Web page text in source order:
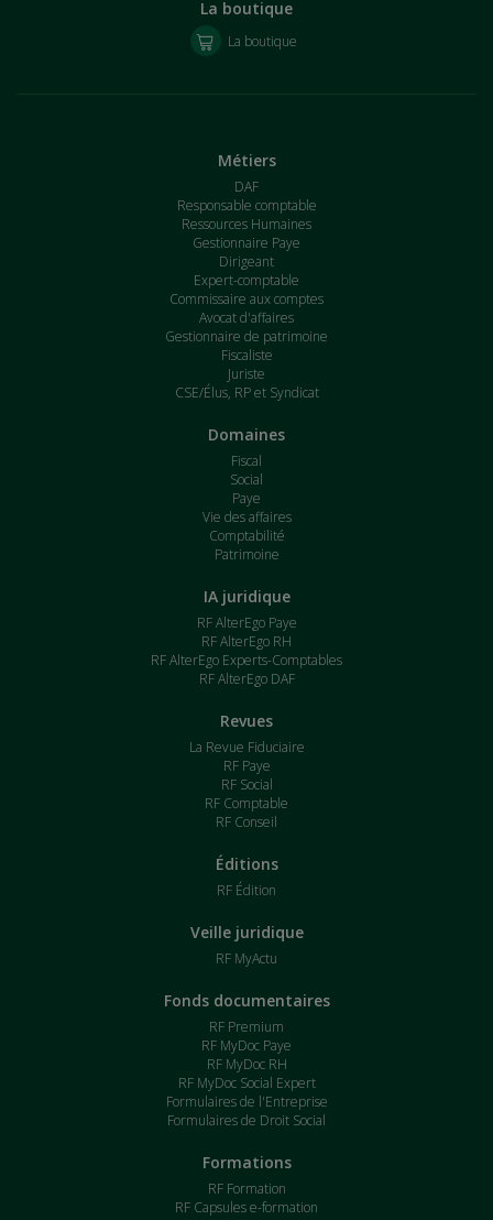
La boutique
La boutique
Métiers
DAF
Responsable comptable
Ressources Humaines
Gestionnaire Paye
Dirigeant
Expert-comptable
Commissaire aux comptes
Avocat d'affaires
Gestionnaire de patrimoine
Fiscaliste
Juriste
CSE/Élus, RP et Syndicat
Domaines
Fiscal
Social
Paye
Vie des affaires
Comptabilité
Patrimoine
IA juridique
RF AlterEgo Paye
RF AlterEgo RH
RF AlterEgo Experts-Comptables
RF AlterEgo DAF
Revues
La Revue Fiduciaire
RF Paye
RF Social
RF Comptable
RF Conseil
Éditions
RF Édition
Veille juridique
RF MyActu
Fonds documentaires
RF Premium
RF MyDoc Paye
RF MyDoc RH
RF MyDoc Social Expert
Formulaires de l'Entreprise
Formulaires de Droit Social
Formations
RF Formation
RF Capsules e-formation